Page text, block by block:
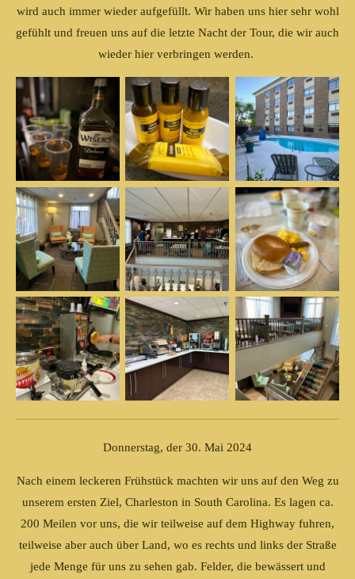
wird auch immer wieder aufgefüllt. Wir haben uns hier sehr wohl
gefühlt und freuen uns auf die letzte Nacht der Tour, die wir auch
wieder hier verbringen werden.
Donnerstag, der 30. Mai 2024
Nach einem leckeren Frühstück machten wir uns auf den Weg zu
unserem ersten Ziel, Charleston in South Carolina. Es lagen ca.
200 Meilen vor uns, die wir teilweise auf dem Highway fuhren,
teilweise aber auch über Land, wo es rechts und links der Straße
jede Menge für uns zu sehen gab. Felder, die bewässert und